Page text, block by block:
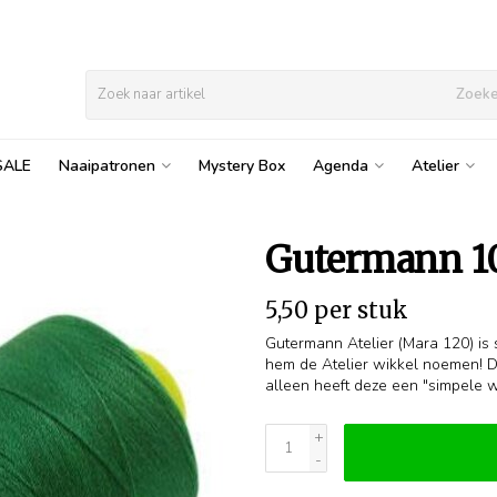
Naaipatronen Mystery Box Agenda Atelier
Gutermann
5,50 per stuk
Gutermann Atelier (Mara 120)
hem de Atelier wikkel noemen!
alleen heeft deze een "simpele
+
-